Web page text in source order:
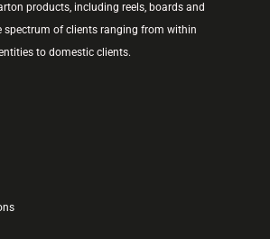
products, including reels, boards and
spectrum of clients ranging from within
to domestic clients.